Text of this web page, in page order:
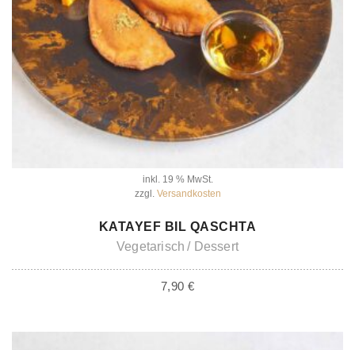
inkl. 19 % MwSt.
zzgl. Versandkosten
IN DEN WARENKORB
KATAYEF BIL QASCHTA
Vegetarisch
Dessert
7,90 €